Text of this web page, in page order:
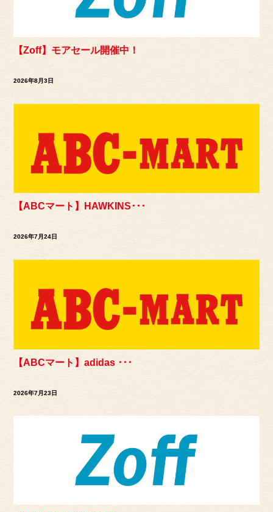
【Zoff】モアセール開催中！
2026年8月3日
【ABCマート】HAWKINS･･･
2026年7月24日
【ABCマート】adidas ･･･
2026年7月23日